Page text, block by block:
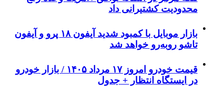
محدودیت کشتیرانی داد
بازار موبایل با کمبود شدید آیفون ۱۸ پرو و آیفون
تاشو روبه‌رو خواهد شد
قیمت خودرو امروز ۱۷ مرداد ۱۴۰۵ / بازار خودرو
در ایستگاه انتظار + جدول